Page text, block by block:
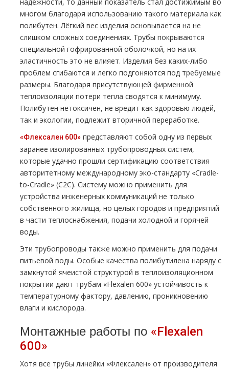
многом благодаря использованию такого материала как
полибутен. Лёгкий вес изделия основывается на не
слишком сложных соединениях. Трубы покрываются
специальной гофрированной оболочкой, но на их
эластичность это не влияет. Изделия без каких-либо
проблем сгибаются и легко подгоняются под требуемые
размеры. Благодаря присутствующей фирменной
теплоизоляции потери тепла сводятся к минимуму.
Полибутен нетоксичен, не вредит как здоровью людей,
так и экологии, подлежит вторичной переработке.
«Флексален 600» представляют собой одну из первых
заранее изолированных трубопроводных систем,
которые удачно прошли сертификацию соответствия
авторитетному международному эко-стандарту «Cradle-
to-Cradle» (C2C). Систему можно применить для
устройства инженерных коммуникаций не только
собственного жилища, но целых городов и предприятий
в части теплоснабжения, подачи холодной и горячей
воды.
Эти трубопроводы также можно применить для подачи
питьевой воды. Особые качества полибутилена наряду с
замкнутой ячеистой структурой в теплоизоляционном
покрытии дают трубам «Flexalen 600» устойчивость к
температурному фактору, давлению, проникновению
влаги и кислорода.
Монтажные работы по «Flexalen
600»
Хотя все трубы линейки «Флексален» от производителя